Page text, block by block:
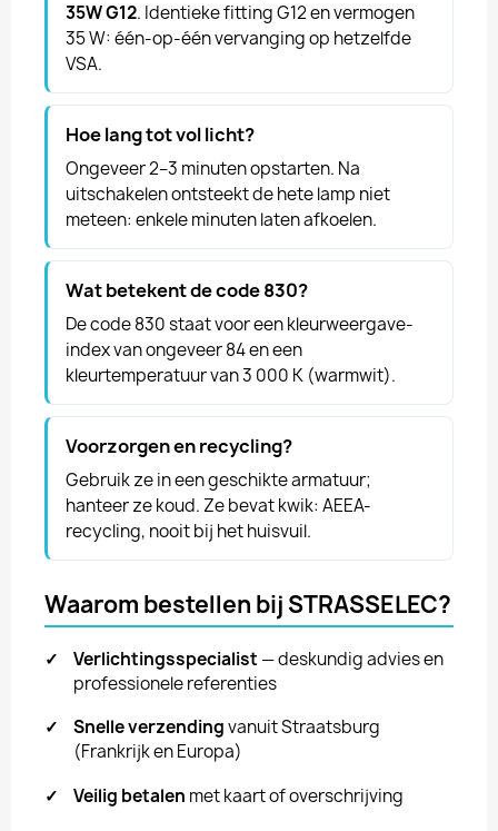
35W G12. Identieke fitting G12 en vermogen
35 W: één-op-één vervanging op hetzelfde
VSA.
Hoe lang tot vol licht?
Ongeveer 2–3 minuten opstarten. Na
uitschakelen ontsteekt de hete lamp niet
meteen: enkele minuten laten afkoelen.
Wat betekent de code 830?
De code 830 staat voor een kleurweergave-
index van ongeveer 84 en een
kleurtemperatuur van 3 000 K (warmwit).
Voorzorgen en recycling?
Gebruik ze in een geschikte armatuur;
hanteer ze koud. Ze bevat kwik: AEEA-
recycling, nooit bij het huisvuil.
Waarom bestellen bij STRASSELEC?
✓ Verlichtingsspecialist — deskundig advies en
professionele referenties
✓
Snelle verzendingvanuit Straatsburg
(Frankrijk en Europa)
✓
Veilig betalen met kaart of overschrijving